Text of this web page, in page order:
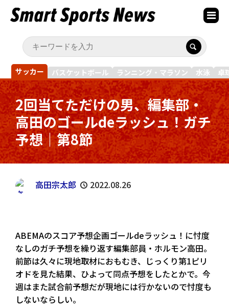
サッカー バスケットボール ランニング・マラソン 水泳 卓
2回当てただけの男、編集部・
高田のゴールdeラッシュ！ガチ
予想｜第8節
高田宗太郎 2022.08.26
ABEMAのスコア予想企画ゴールdeラッシュ！に忖度
なしのガチ予想を繰り返す編集部員・ホルモン高田。
前節は久々に現地取材におもむき、じっくり第1ピリ
オドを見た結果、ひよって同点予想をしたとかで。今
週はまた試合前予想だが現地には行かないので忖度も
しないならしい。